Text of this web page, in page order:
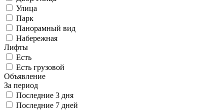
Улица
Парк
Панорамный вид
Набережная
Лифты
Есть
Есть грузовой
Объявление
За период
Последние 3 дня
Последние 7 дней